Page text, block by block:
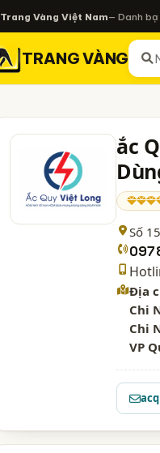
Trang Vàng Việt Nam— Danh
TRANG VÀNG
ắc
Số
Địa
Chi
Chi
VP